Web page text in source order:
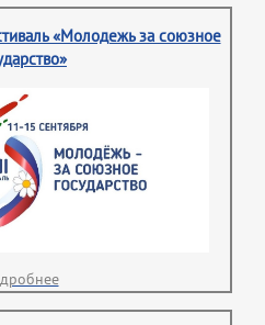
«Молодежь за союзное